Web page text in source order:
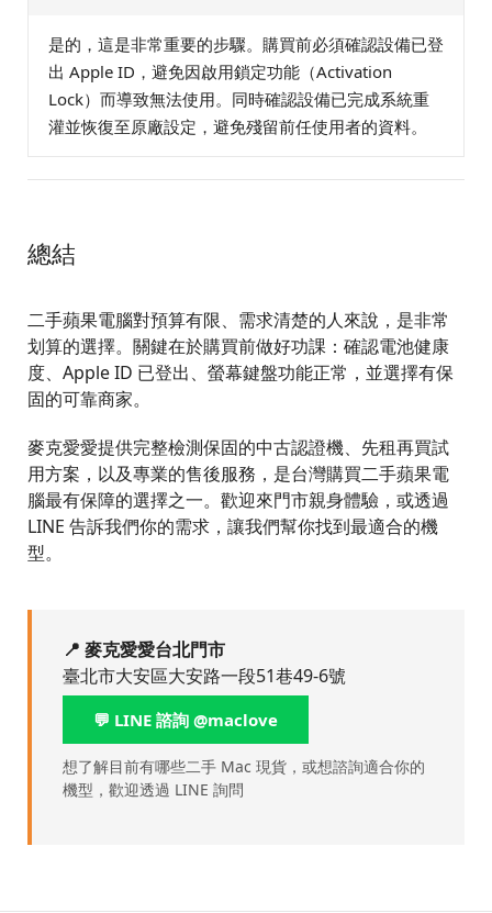
是的，這是非常重要的步驟。購買前必須確認設備已登
出 Apple ID，避免因啟用鎖定功能（Activation
Lock）而導致無法使用。同時確認設備已完成系統重
灌並恢復至原廠設定，避免殘留前任使用者的資料。
總結
二手蘋果電腦對預算有限、需求清楚的人來說，是非常
划算的選擇。關鍵在於購買前做好功課：確認電池健康
度、Apple ID 已登出、螢幕鍵盤功能正常，並選擇有保
固的可靠商家。
麥克愛愛提供完整檢測保固的中古認證機、先租再買試
用方案，以及專業的售後服務，是台灣購買二手蘋果電
腦最有保障的選擇之一。歡迎來門市親身體驗，或透過
LINE 告訴我們你的需求，讓我們幫你找到最適合的機
型。
📍 麥克愛愛台北門市
臺北市大安區大安路一段51巷49-6號
💬 LINE 諮詢 @maclove
想了解目前有哪些二手 Mac 現貨，或想諮詢適合你的
機型，歡迎透過 LINE 詢問